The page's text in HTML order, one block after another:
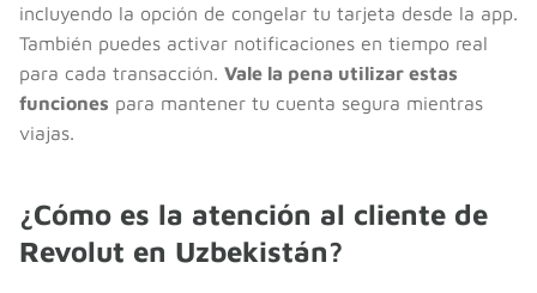
incluyendo la opción de congelar tu tarjeta desde la app.
También puedes activar notificaciones en tiempo real
para cada transacción. Vale la pena utilizar estas
funciones para mantener tu cuenta segura mientras
viajas.
¿Cómo es la atención al cliente de
Revolut en Uzbekistán?